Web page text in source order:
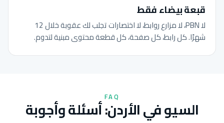
قبعة بيضاء فقط
لا PBN، لا مزارع روابط، لا اختصارات تجلب لك عقوبة خلال 12
شهرًا. كل رابط، كل صفحة، كل قطعة محتوى مبنية لتدوم.
FAQ
السيو في الأردن: أسئلة وأجوبة